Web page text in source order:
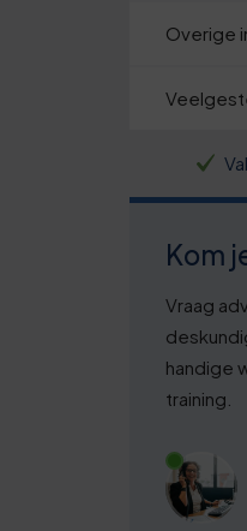
Overige
Kom
Vraag
handige
training.